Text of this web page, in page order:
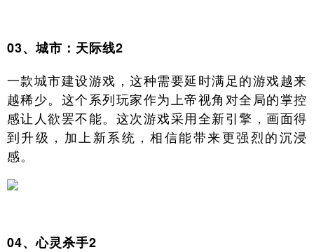
03、城市：天际线2
一款城市建设游戏，这种需要延时满足的游戏越来
越稀少。这个系列玩家作为上帝视角对全局的掌控
感让人欲罢不能。这次游戏采用全新引擎，画面得
到升级，加上新系统，相信能带来更强烈的沉浸
感。
04、心灵杀手2